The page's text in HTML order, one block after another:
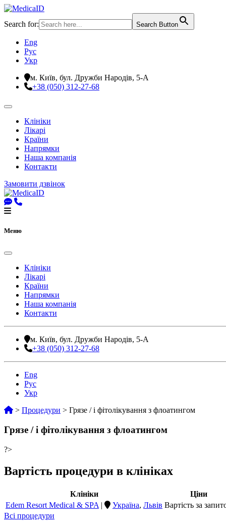
Search for: Search Button
Eng
Рус
Укр
м. Київ, бул. Дружби Народів, 5-А
+38 (050) 312-27-68
Клініки
Лікарі
Країни
Напрямки
Наша компанія
Контакти
Замовити дзвінок
Меню
Клініки
Лікарі
Країни
Напрямки
Наша компанія
Контакти
м. Київ, бул. Дружби Народів, 5-А
+38 (050) 312-27-68
Eng
Рус
Укр
> Процедури > Грязе / і фітолікування з флоатингом
Грязе / і фітолікування з флоатингом
?>
Вартість процедури в клініках
Клініки
Ціни
Edem Resort Medical & SPA | Україна, Львів Вартість за
Всі процедури